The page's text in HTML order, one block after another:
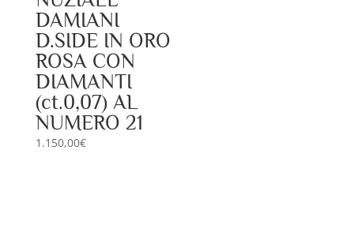
DAMIANI
D.SIDE IN ORO
ROSA CON
DIAMANTI
(ct.0,07) AL
NUMERO 21
1.150,00€